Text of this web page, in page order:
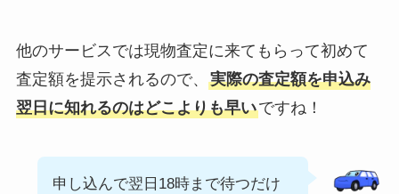
他のサービスでは現物査定に来てもらって初めて
査定額を提示されるので、 実際の査定額を申込み
翌日に知れるのはどこよりも早いですね！
申し込んで翌日18時まで待つだけ